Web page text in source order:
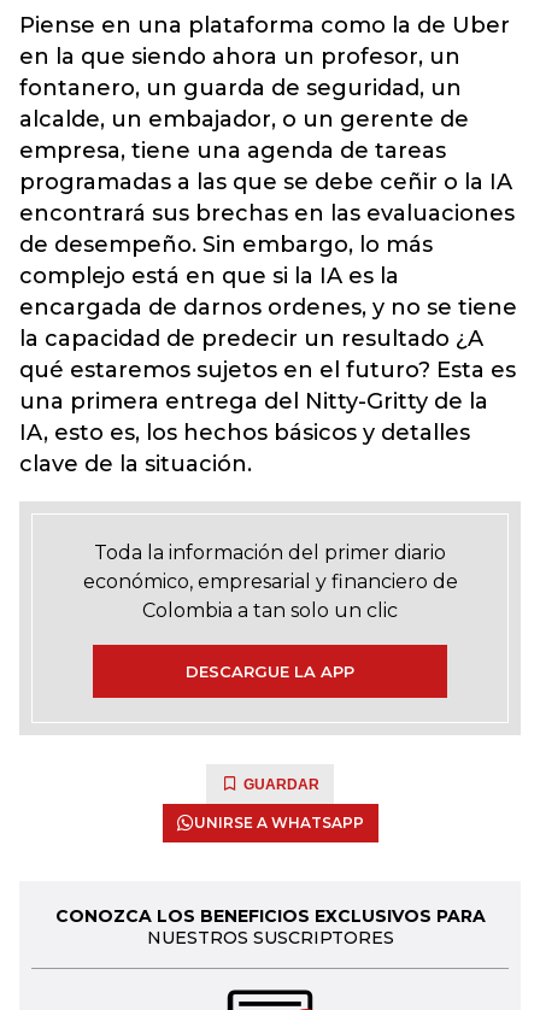
Piense en una plataforma como la de Uber
en la que siendo ahora un profesor, un
fontanero, un guarda de seguridad, un
alcalde, un embajador, o un gerente de
empresa, tiene una agenda de tareas
programadas a las que se debe ceñir o la IA
encontrará sus brechas en las evaluaciones
de desempeño. Sin embargo, lo más
complejo está en que si la IA es la
encargada de darnos ordenes, y no se tiene
la capacidad de predecir un resultado ¿A
qué estaremos sujetos en el futuro? Esta es
una primera entrega del Nitty-Gritty de la
IA, esto es, los hechos básicos y detalles
clave de la situación.
Toda la información del primer diario
económico, empresarial y financiero de
Colombia a tan solo un clic
DESCARGUE LA APP
GUARDAR
UNIRSE A WHATSAPP
CONOZCA LOS BENEFICIOS EXCLUSIVOS PARA
NUESTROS SUSCRIPTORES